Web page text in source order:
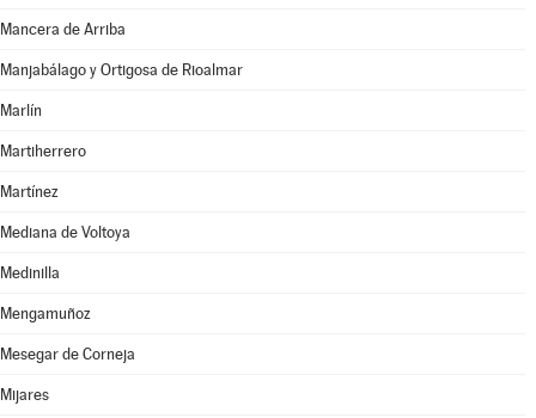
Mancera de Arriba
Manjabálago y Ortigosa de Rioalmar
Marlín
Martiherrero
Martínez
Mediana de Voltoya
Medinilla
Mengamuñoz
Mesegar de Corneja
Mijares